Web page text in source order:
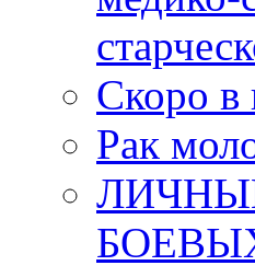
Скоро в
Рак